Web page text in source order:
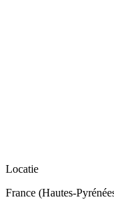
Locatie
France (Hautes-